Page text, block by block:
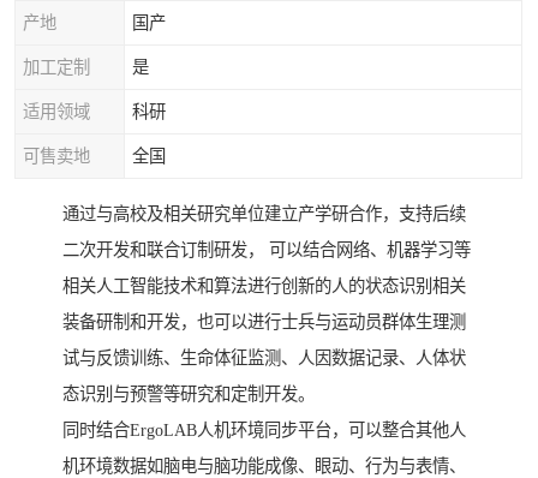
产地 国产
加工定制 是
适用领域 科研
可售卖地 全国
通过与高校及相关研究单位建立产学研合作，支持后续
二次开发和联合订制研发， 可以结合网络、机器学习等
相关人工智能技术和算法进行创新的人的状态识别相关
装备研制和开发，也可以进行士兵与运动员群体生理测
试与反馈训练、生命体征监测、人因数据记录、人体状
态识别与预警等研究和定制开发。
同时结合ErgoLAB人机环境同步平台，可以整合其他人
机环境数据如脑电与脑功能成像、眼动、行为与表情、